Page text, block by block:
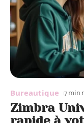
Bureautique 7 min
Zimbra